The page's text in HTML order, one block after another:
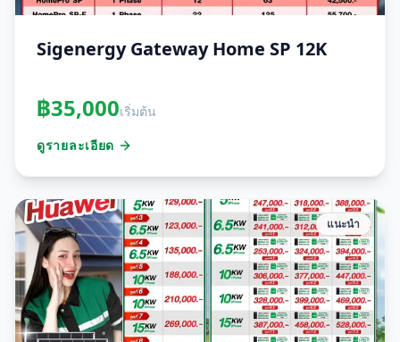
Sigenergy Gateway Home SP 12K
฿35,000เริ่มต้น
ดูรายละเอียด
แนะนำ